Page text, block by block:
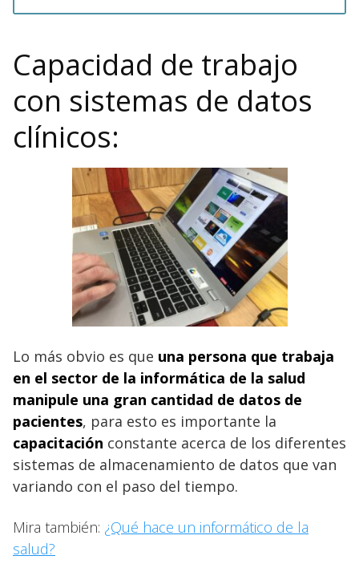
Capacidad de trabajo
con sistemas de datos
clínicos:
Lo más obvio es que una persona que trabaja
en el sector de la informática de la salud
manipule una gran cantidad de datos de
pacientes, para esto es importante la
capacitación constante acerca de los diferentes
sistemas de almacenamiento de datos que van
variando con el paso del tiempo.
Mira también: ¿Qué hace un informático de la
salud?